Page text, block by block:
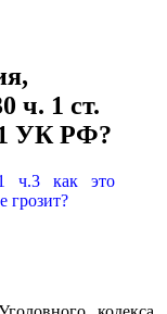
ч. 1 ст.
УК РФ?
ч.3 как это
грозит?